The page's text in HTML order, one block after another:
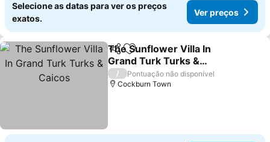
Selecione as datas para ver os preços
exatos.
Ver preços
PartilharAdicionar aos favoritos
The Sunflower Villa In
Grand Turk Turks &
Caicos
/
Pontuação não disponível
Cockburn Town